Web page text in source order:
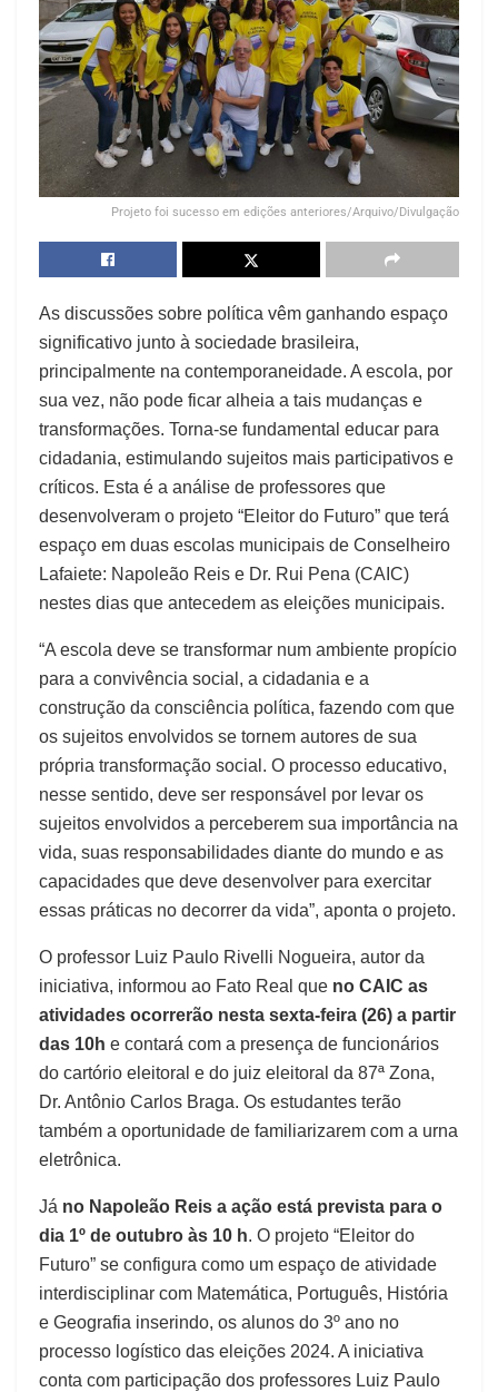
Projeto foi sucesso em edições anteriores/Arquivo/Divulgação
As discussões sobre política vêm ganhando espaço
significativo junto à sociedade brasileira,
principalmente na contemporaneidade. A escola, por
sua vez, não pode ficar alheia a tais mudanças e
transformações. Torna-se fundamental educar para
cidadania, estimulando sujeitos mais participativos e
críticos. Esta é a análise de professores que
desenvolveram o projeto “Eleitor do Futuro” que terá
espaço em duas escolas municipais de Conselheiro
Lafaiete: Napoleão Reis e Dr. Rui Pena (CAIC)
nestes dias que antecedem as eleições municipais.
“A escola deve se transformar num ambiente propício
para a convivência social, a cidadania e a
construção da consciência política, fazendo com que
os sujeitos envolvidos se tornem autores de sua
própria transformação social. O processo educativo,
nesse sentido, deve ser responsável por levar os
sujeitos envolvidos a perceberem sua importância na
vida, suas responsabilidades diante do mundo e as
capacidades que deve desenvolver para exercitar
essas práticas no decorrer da vida”, aponta o projeto.
O professor Luiz Paulo Rivelli Nogueira, autor da
iniciativa, informou ao Fato Real que no CAIC as
atividades ocorrerão nesta sexta-feira (26) a partir
das 10h e contará com a presença de funcionários
do cartório eleitoral e do juiz eleitoral da 87ª Zona,
Dr. Antônio Carlos Braga. Os estudantes terão
também a oportunidade de familiarizarem com a urna
eletrônica.
Já no Napoleão Reis a ação está prevista para o
dia 1º de outubro às 10 h. O projeto “Eleitor do
Futuro” se configura como um espaço de atividade
interdisciplinar com Matemática, Português, História
e Geografia inserindo, os alunos do 3º ano no
processo logístico das eleições 2024. A iniciativa
conta com participação dos professores Luiz Paulo